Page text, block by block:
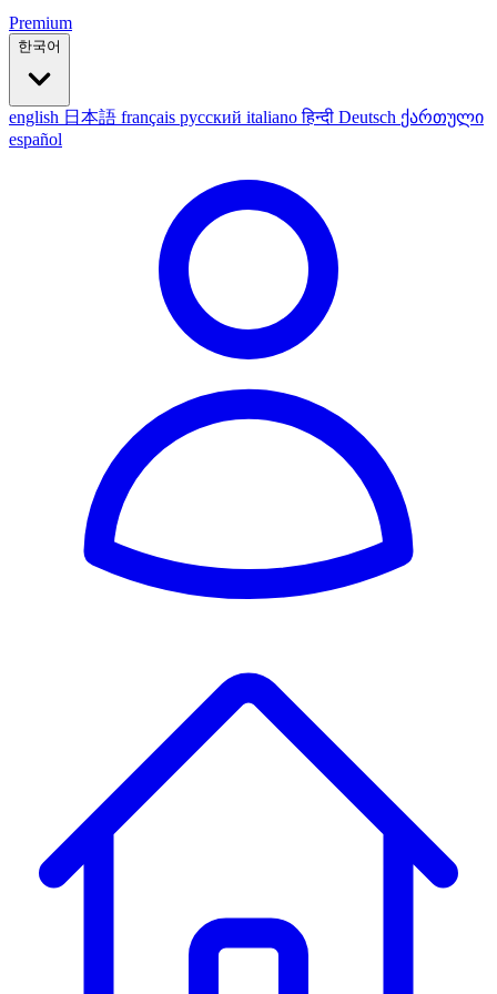
Premium
한국어
english 日本語 français русский italianoहिन्दी Deutsch ქართული
español